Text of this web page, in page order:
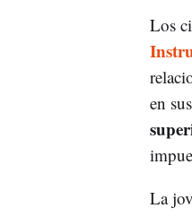
Los
en
La